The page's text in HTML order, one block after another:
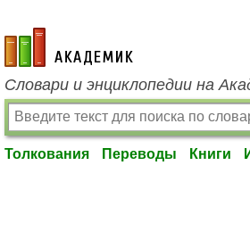
academic.ru
Словари и энциклопедии на
Толкования Переводы Книги